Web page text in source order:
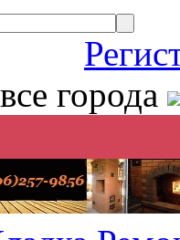
города